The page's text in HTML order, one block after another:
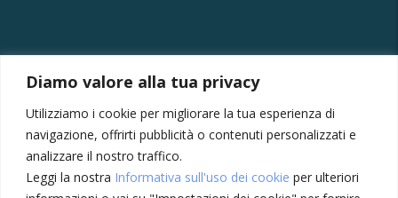
Diamo valore alla tua privacy
Utilizziamo i cookie per migliorare la tua esperienza di
navigazione, offrirti pubblicità o contenuti personalizzati e
analizzare il nostro traffico.
Leggi la nostra Informativa sull'uso dei cookie per ulteriori
CONTATTI
+39 041430239
+39 3355410024
amministrazione@meccatronicasanmarco.it